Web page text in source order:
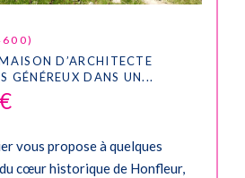
D’ARCHITECTE
GÉNÉREUX DANS UN...
vous propose à quelques
cœur historique de Honfleur,